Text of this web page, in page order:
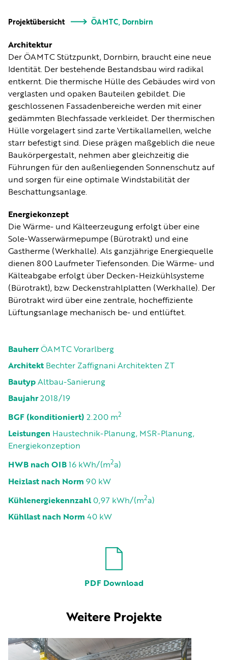
Projektübersicht ÖAMTC, Dornbirn
Architektur
Der ÖAMTC Stützpunkt, Dornbirn, braucht eine neue
Identität. Der bestehende Bestandsbau wird radikal
entkernt. Die thermische Hülle des Gebäudes wird von
verglasten und opaken Bauteilen gebildet. Die
geschlossenen Fassadenbereiche werden mit einer
gedämmten Blechfassade verkleidet. Der thermischen
Hülle vorgelagert sind zarte Vertikallamellen, welche
starr befestigt sind. Diese prägen maßgeblich die neue
Baukörpergestalt, nehmen aber gleichzeitig die
Führungen für den außenliegenden Sonnenschutz auf
und sorgen für eine optimale Windstabilität der
Beschattungsanlage.
Energiekonzept
Die Wärme- und Kälteerzeugung erfolgt über eine
Sole-Wasserwärmepumpe (Bürotrakt) und eine
Gastherme (Werkhalle). Als ganzjährige Energiequelle
dienen 800 Laufmeter Tiefensonden. Die Wärme- und
Kälteabgabe erfolgt über Decken-Heizkühlsysteme
(Bürotrakt), bzw. Deckenstrahlplatten (Werkhalle). Der
Bürotrakt wird über eine zentrale, hocheffiziente
Lüftungsanlage mechanisch be- und entlüftet.
BauherrÖAMTC Vorarlberg
Architekt Bechter Zaffignani Architekten ZT
Bautyp Altbau-Sanierung
Baujahr2018/19
BGF (konditioniert) 2.200 m2
Leistungen Haustechnik-Planung, MSR-Planung,
Energiekonzeption
HWB nach OIB 16 kWh/(m2a)
Heizlast nach Norm 90 kW
Kühlenergiekennzahl 0,97 kWh/(m2a)
Kühllast nach Norm 40 kW
PDF Download
Weitere Projekte